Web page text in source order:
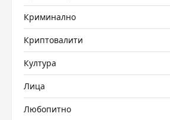
Криминално
Криптовалити
Култура
Лица
Любопитно